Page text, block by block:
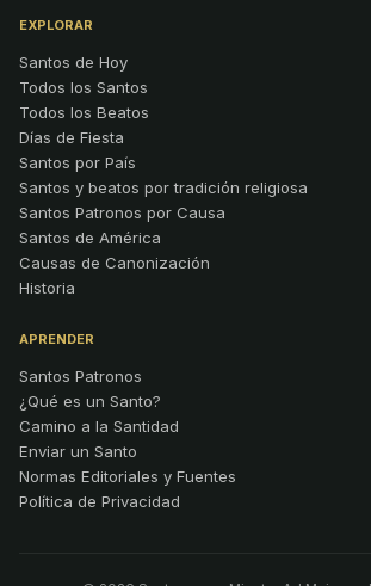
EXPLORAR
Santos de Hoy
Todos los Santos
Todos los Beatos
Días de Fiesta
Santos por País
Santos y beatos por tradición religiosa
Santos Patronos por Causa
Santos de América
Causas de Canonización
Historia
APRENDER
Santos Patronos
¿Qué es un Santo?
Camino a la Santidad
Enviar un Santo
Normas Editoriales y Fuentes
Política de Privacidad